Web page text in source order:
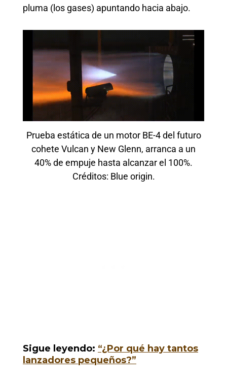
pluma (los gases) apuntando hacia abajo.
Prueba estática de un motor BE-4 del futuro
cohete Vulcan y New Glenn, arranca a un
40% de empuje hasta alcanzar el 100%.
Créditos: Blue origin.
Sigue leyendo: “¿Por qué hay tantos
lanzadores pequeños?”